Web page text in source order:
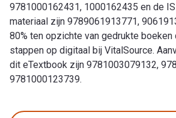
9781000162431, 1000162435 en de
materiaal zijn 9789061913771,
80% ten opzichte van gedrukte boeken
stappen op digitaal bij VitalSource.
dit eTextbook zijn 9781003079132,
9781000123739.